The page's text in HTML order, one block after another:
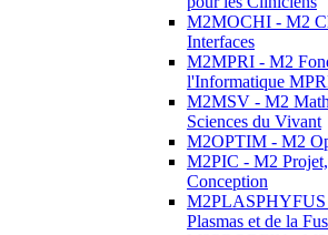
M2MOCHI - M2
Interfaces
M2MPRI - M2
l'Informatique
M2MSV - M2
Sciences du Vivant
M2OPTIM - M2
M2PIC - M2
Conception
M2PLASPHYFUS
Plasmas et de la